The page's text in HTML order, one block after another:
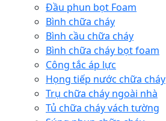
Đầu phun bọt Foam
Bình chữa cháy
Bình cầu chữa cháy
Bình chữa cháy bọt foam
Công tắc áp lực
Họng tiếp nước chữa cháy
Trụ chữa cháy ngoài nhà
Tủ chữa cháy vách tường